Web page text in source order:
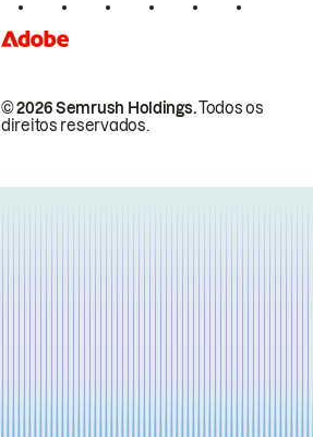
© 2026 Semrush Holdings.Todos os
direitos reservados.